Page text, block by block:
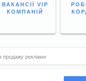
ВАКАНСІЇ VIP
КОМПАНІЙ
продажу реклами